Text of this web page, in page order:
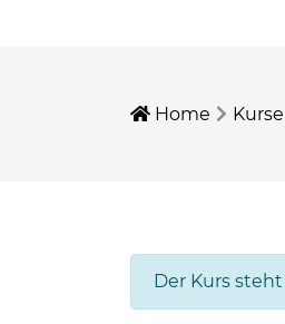
Home Kurse
Der Kurs